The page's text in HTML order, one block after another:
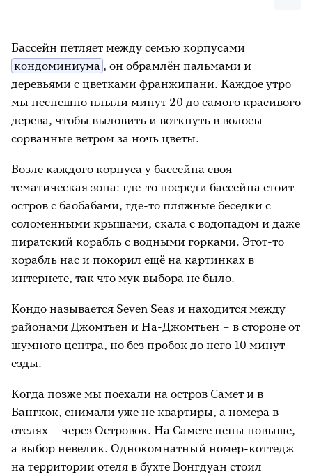
Бассейн петляет между семью корпусами
кондоминиума , он обрамлён пальмами и
деревьями с цветками франжипани. Каждое утро
мы неспешно плыли минут 20 до самого красивого
дерева, чтобы выловить и воткнуть в волосы
сорванные ветром за ночь цветы.
Возле каждого корпуса у бассейна своя
тематическая зона: где-то посреди бассейна стоит
остров с баобабами, где-то пляжные беседки с
соломенными крышами, скала с водопадом и даже
пиратский корабль с водными горками. Этот-то
корабль нас и покорил ещё на картинках в
интернете, так что мук выбора не было.
Кондо называется Seven Seas и находится между
районами Джомтьен и На-Джомтьен – в стороне от
шумного центра, но без пробок до него 10 минут
езды.
Когда позже мы поехали на остров Самет и в
Бангкок, снимали уже не квартиры, а номера в
отелях – через Островок. На Самете цены повыше,
а выбор невелик. Однокомнатный номер-коттедж
на территории отеля в бухте Вонгдуан стоил